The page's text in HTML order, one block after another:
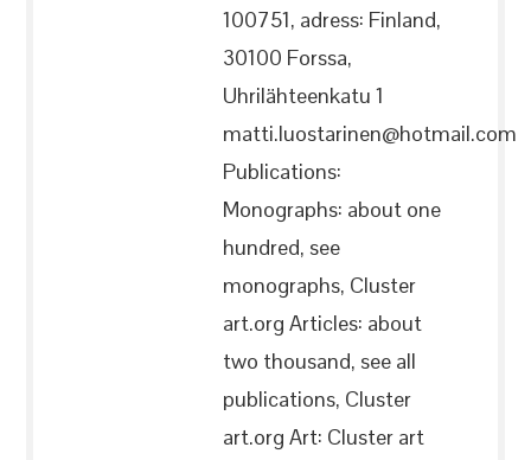
100751, adress: Finland,
30100 Forssa,
Uhrilähteenkatu 1
matti.luostarinen@hotmail.com
Publications:
Monographs: about one
hundred, see
monographs, Cluster
art.org Articles: about
two thousand, see all
publications, Cluster
art.org Art: Cluster art